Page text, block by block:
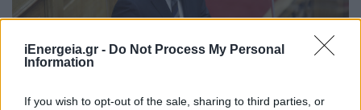
iEnergeia.gr - Do Not Process My Personal
Information
If you wish to opt-out of the sale, sharing to third parties, or